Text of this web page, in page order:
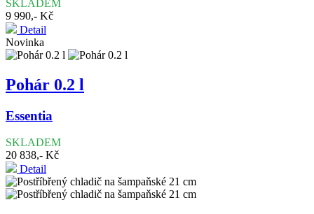
SKLADEM
9 990,- Kč
Detail
Novinka
Pohár 0.2 l
Essentia
SKLADEM
20 838,- Kč
Detail